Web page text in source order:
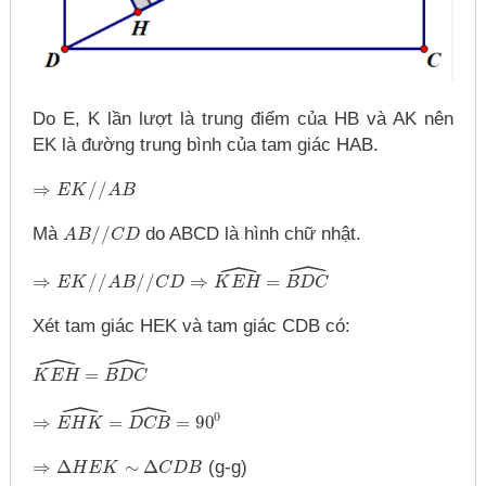
Do E, K lần lượt là trung điểm của HB và AK nên
EK là đường trung bình của tam giác HAB.
⇒ EK //AB
⇒E K//AB
Mà AB//CD
AB//C D do ABCD là hình chữ nhật.
⇒ EK //AB//CD
⇒E K//AB/ /CD ⇒ KEH
ˆ = BDC
ˆ
⇒K EH^=B DC ^
Xét tam giác HEK và tam giác CDB có:
KEH
ˆ = BDC
ˆ
KEH^= BD C^
⇒ EHK
ˆ = DCB
ˆ = 900
⇒E HK^=D CB ^=900
⇒ ΔHEK ∼ ΔCDB
⇒Δ HEK∼ΔC DB (g-g)